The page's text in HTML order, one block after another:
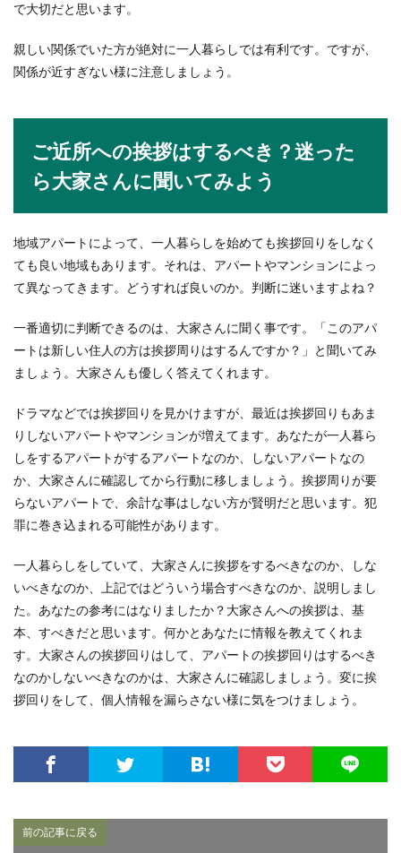
で大切だと思います。
親しい関係でいた方が絶対に一人暮らしでは有利です。ですが、
関係が近すぎない様に注意しましょう。
ご近所への挨拶はするべき？迷った
ら大家さんに聞いてみよう
地域アパートによって、一人暮らしを始めても挨拶回りをしなく
ても良い地域もあります。それは、アパートやマンションによっ
て異なってきます。どうすれば良いのか。判断に迷いますよね？
一番適切に判断できるのは、大家さんに聞く事です。「このアパ
ートは新しい住人の方は挨拶周りはするんですか？」と聞いてみ
ましょう。大家さんも優しく答えてくれます。
ドラマなどでは挨拶回りを見かけますが、最近は挨拶回りもあま
りしないアパートやマンションが増えてます。あなたが一人暮ら
しをするアパートがするアパートなのか、しないアパートなの
か、大家さんに確認してから行動に移しましょう。挨拶周りが要
らないアパートで、余計な事はしない方が賢明だと思います。犯
罪に巻き込まれる可能性があります。
一人暮らしをしていて、大家さんに挨拶をするべきなのか、しな
いべきなのか、上記ではどういう場合すべきなのか、説明しまし
た。あなたの参考にはなりましたか？大家さんへの挨拶は、基
本、すべきだと思います。何かとあなたに情報を教えてくれま
す。大家さんの挨拶回りはして、アパートの挨拶回りはするべき
なのかしないべきなのかは、大家さんに確認しましょう。変に挨
拶回りをして、個人情報を漏らさない様に気をつけましょう。
前の記事に戻る